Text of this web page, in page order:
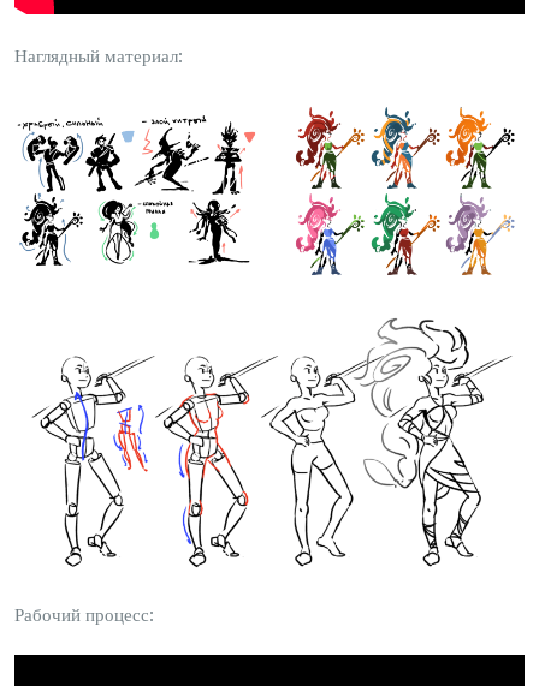
Наглядный материал:
Рабочий процесс: